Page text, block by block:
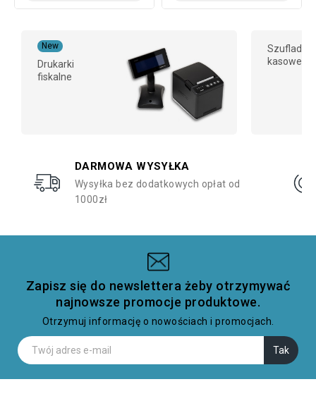
New
Drukarki
fiskalne
Szuflady
kasowe
DARMOWA WYSYŁKA
Wysyłka bez dodatkowych opłat od
1000zł
Zapisz się do newslettera żeby otrzymywać
najnowsze promocje produktowe.
Otrzymuj informację o nowościach i promocjach.